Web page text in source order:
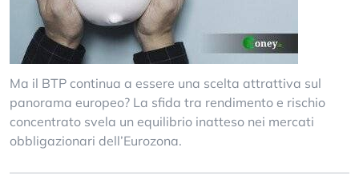
Ma il BTP continua a essere una scelta attrattiva sul
panorama europeo? La sfida tra rendimento e rischio
concentrato svela un equilibrio inatteso nei mercati
obbligazionari dell’Eurozona.